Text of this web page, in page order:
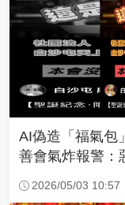
AI偽造「福氣
善會氣炸報警：
2026/05/03 10:57